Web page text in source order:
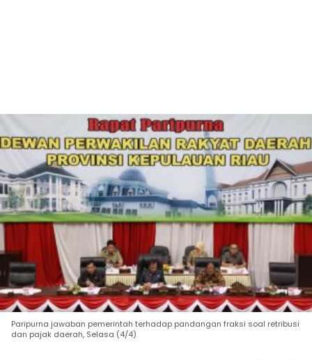
Paripurna jawaban pemerintah terhadap pandangan fraksi soal retribusi
dan pajak daerah, Selasa (4/4)